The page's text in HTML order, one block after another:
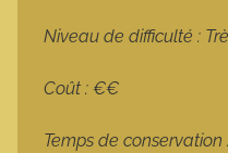
Niveau de difficulté :
Coût : €€
Temps de